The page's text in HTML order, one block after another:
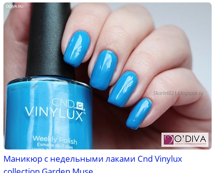
Маникюр с недельными лаками Cnd Vinylux